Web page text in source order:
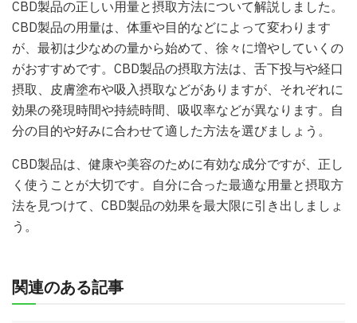
CBD製品の正しい用量と摂取方法について解説しました。
CBD製品の用量は、体重や目的などによって変わります
が、最初は少なめの量から始めて、徐々に増やしていくの
がおすすめです。CBD製品の摂取方法は、舌下投与や経口
摂取、皮膚塗布や吸入摂取などがありますが、それぞれに
効果の発現時間や持続時間、吸収率などが異なります。自
分の目的や好みに合わせて適した方法を選びましょう。
CBD製品は、健康や美容のために有効な成分ですが、正し
く使うことが大切です。自分に合った最適な用量と摂取方
法を見つけて、CBD製品の効果を最大限に引き出しましょ
う。
関連のある記事